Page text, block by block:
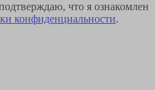
что я ознакомлен
конфиденциальности.